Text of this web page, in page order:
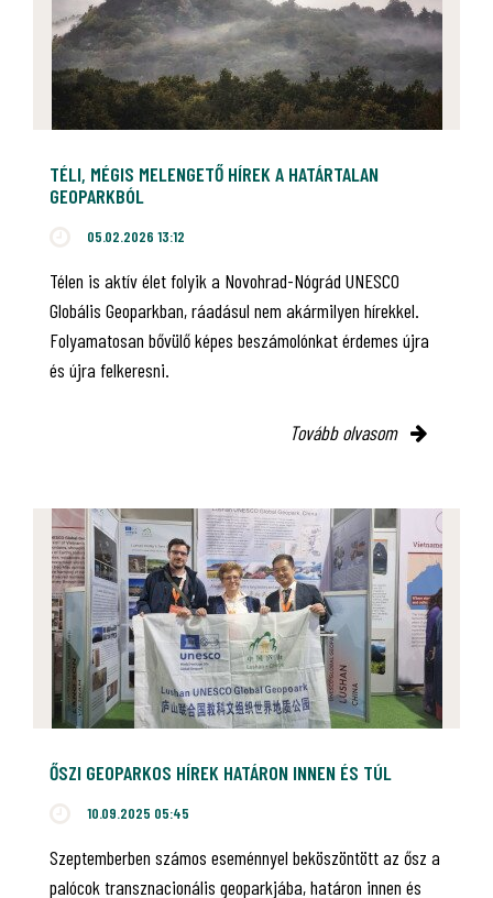
TÉLI, MÉGIS MELENGETŐ HÍREK A HATÁRTALAN
GEOPARKBÓL
05.02.2026 13:12
Télen is aktív élet folyik a Novohrad-Nógrád UNESCO
Globális Geoparkban, ráadásul nem akármilyen hírekkel.
Folyamatosan bővülő képes beszámolónkat érdemes újra
és újra felkeresni.
Tovább olvasom
ŐSZI GEOPARKOS HÍREK HATÁRON INNEN ÉS TÚL
10.09.2025 05:45
Szeptemberben számos eseménnyel beköszöntött az ősz a
palócok transznacionális geoparkjába, határon innen és